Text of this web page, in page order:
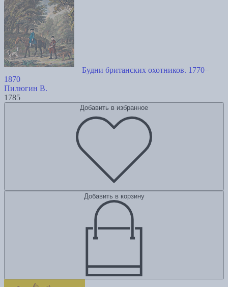
Будни британских охотников. 1770–
1870
Пилюгин В.
1785
Добавить в избранное
Добавить в корзину